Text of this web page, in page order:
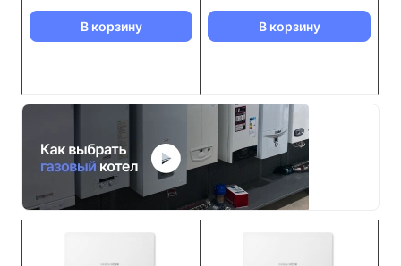
В корзину В корзину